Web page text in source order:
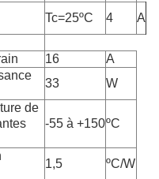
Tc=25ºC 4
A
16
A
33 W
de
-55 à +150ºC
1,5 ºC/W